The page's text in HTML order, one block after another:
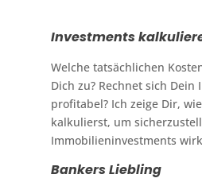
Investments
Welche tatsächlichen
Dich zu? Rechnet sich
profitabel? Ich zeige Dir,
kalkulierst, um
Immobilieninvestments
Bankers Liebling